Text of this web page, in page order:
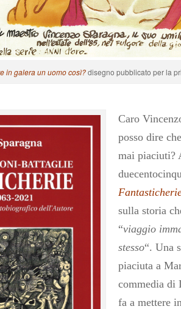
in galera un uomo così?disegno pubblicato per la
Caro
posso dire
mai piaciuti?
sulla storia
“viaggio
stesso“. Una
piaciuta a
commedia di
fa a mettere